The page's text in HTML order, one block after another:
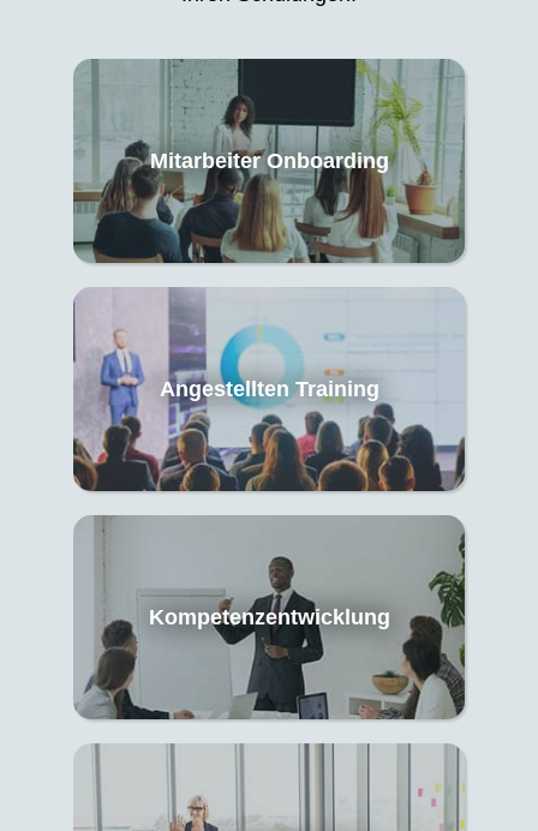
Mitarbeiter Onboarding
Angestellten Training
Kompetenzentwicklung